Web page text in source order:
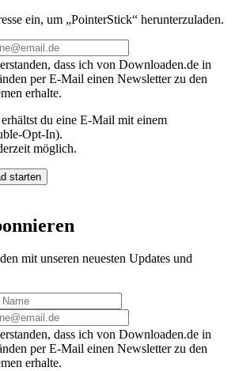
ein, um „PointerStick“ herunterzuladen.
dass ich von Downloaden.de in
per E-Mail einen Newsletter zu den
erhalte.
du eine E-Mail mit einem
Opt-In).
möglich.
starten
mit unseren neuesten Updates und
dass ich von Downloaden.de in
per E-Mail einen Newsletter zu den
erhalte.